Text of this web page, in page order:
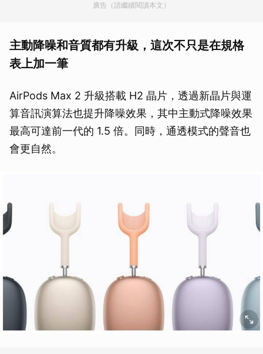
廣告（請繼續閱讀本文）
主動降噪和音質都有升級，這次不只是在規格
表上加一筆
AirPods Max 2 升級搭載 H2 晶片，透過新晶片與運
算音訊演算法也提升降噪效果，其中主動式降噪效果
最高可達前一代的 1.5 倍。同時，通透模式的聲音也
會更自然。